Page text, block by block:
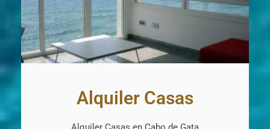
Alquiler Casas